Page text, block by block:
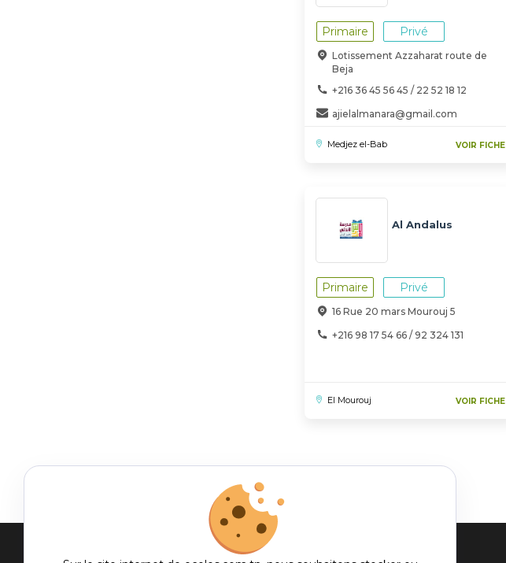
Primaire Privé
Lotissement Azzaharat route de
Beja
+216 36 45 56 45 / 22 52 18 12
ajielalmanara@gmail.com
Medjez el-Bab VOIR FICHE
Al Andalus
Primaire Privé
16 Rue 20 mars Mourouj 5
+216 98 17 54 66 / 92 324 131
El Mourouj VOIR FICHE